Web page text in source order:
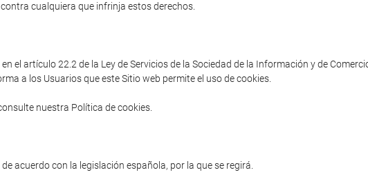
cualquiera que infrinja estos derechos.
el artículo 22.2 de la Ley de Servicios de la Sociedad de la Información y de
a los Usuarios que este Sitio web permite el uso de cookies.
nuestra Política de cookies.
acuerdo con la legislación española, por la que se regirá.